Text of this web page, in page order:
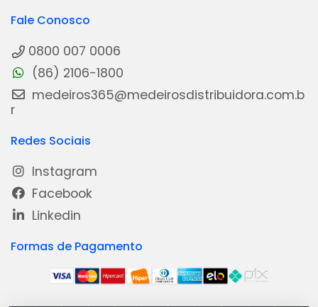
Fale Conosco
0800 007 0006
(86) 2106-1800
medeiros365@medeirosdistribuidora.com.b
r
Redes Sociais
Instagram
Facebook
Linkedin
Formas de Pagamento